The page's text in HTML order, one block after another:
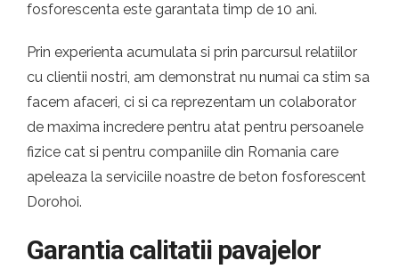
fosforescenta este garantata timp de 10 ani.
Prin experienta acumulata si prin parcursul relatiilor
cu clientii nostri, am demonstrat nu numai ca stim sa
facem afaceri, ci si ca reprezentam un colaborator
de maxima incredere pentru atat pentru persoanele
fizice cat si pentru companiile din Romania care
apeleaza la serviciile noastre de beton fosforescent
Dorohoi.
Garantia calitatii pavajelor